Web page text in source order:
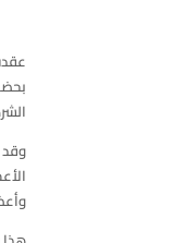
وقد
وأعضاء مجلس